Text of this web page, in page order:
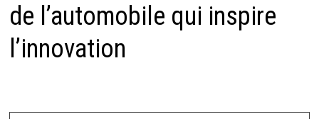
de l’automobile qui inspire
l’innovation